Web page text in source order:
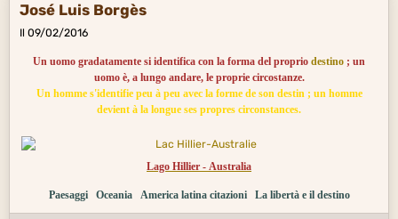
José Luis Borgès
Il 09/02/2016
Un uomo gradatamente si identifica con la forma del proprio destino ; un
uomo è, a lungo andare, le proprie circostanze.
Un homme s'identifie peu à peu avec la forme de son destin ; un homme
devient à la longue ses propres circonstances.
Lago Hillier - Australia
Paesaggi Oceania America latina citazioni La libertà e il destino